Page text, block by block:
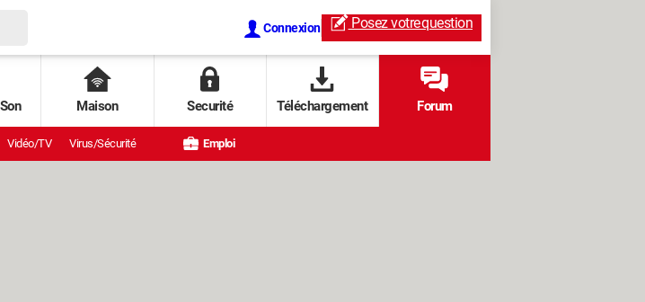
Connexion Posez votrequestion
Maison Securité Téléchargement Forum
Vidéo/TV Virus/Sécurité Emploi